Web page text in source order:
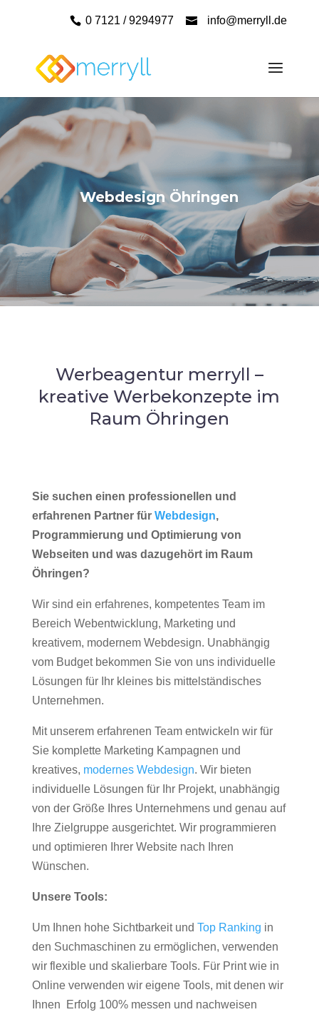
0 7121 / 9294977 info@merryll.de
Webdesign Öhringen
Werbeagentur merryll –
kreative Werbekonzepte im
Raum Öhringen
Sie suchen einen professionellen und
erfahrenen Partner für Webdesign,
Programmierung und Optimierung von
Webseiten und was dazugehört im Raum
Öhringen?
Wir sind ein erfahrenes, kompetentes Team im
Bereich Webentwicklung, Marketing und
kreativem, modernem Webdesign. Unabhängig
vom Budget bekommen Sie von uns individuelle
Lösungen für Ihr kleines bis mittelständisches
Unternehmen.
Mit unserem erfahrenen Team entwickeln wir für
Sie komplette Marketing Kampagnen und
kreatives, modernes Webdesign. Wir bieten
individuelle Lösungen für Ihr Projekt, unabhängig
von der Größe Ihres Unternehmens und genau auf
Ihre Zielgruppe ausgerichtet. Wir programmieren
und optimieren Ihrer Website nach Ihren
Wünschen.
Unsere Tools:
Um Ihnen hohe Sichtbarkeit und Top Ranking in
den Suchmaschinen zu ermöglichen, verwenden
wir flexible und skalierbare Tools. Für Print wie in
Online verwenden wir eigene Tools, mit denen wir
Ihnen Erfolg 100% messen und nachweisen